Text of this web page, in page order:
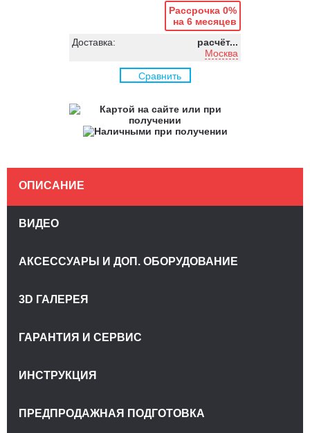
Рассрочка 0%
на 6 месяцев
Доставка:
расчёт...
Москва
Сравнить
ОПИСАНИЕ
ВИДЕО
АКСЕССУАРЫ И ДОП. ОБОРУДОВАНИЕ
3D ГАЛЕРЕЯ
ГАРАНТИЯ И СЕРВИС
ИНСТРУКЦИЯ
ПРЕДПРОДАЖНАЯ ПОДГОТОВКА